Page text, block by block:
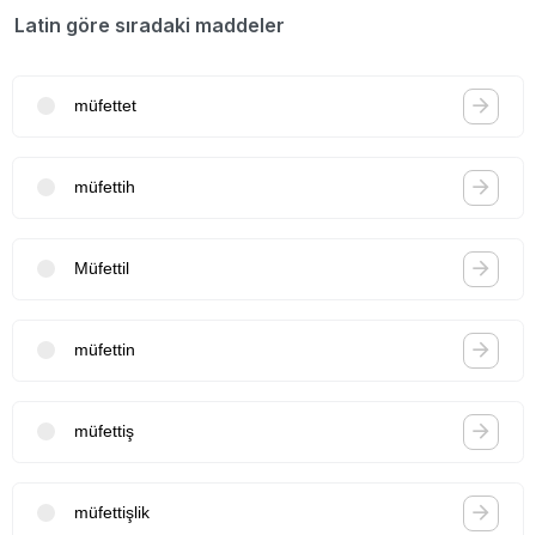
Latin göre sıradaki maddeler
müfettet
müfettih
Müfettil
müfettin
müfettiş
müfettişlik